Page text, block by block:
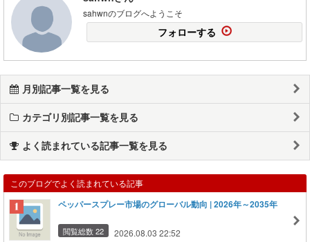
sahwnのブログへようこそ
フォローする
月別記事一覧を見る
カテゴリ別記事一覧を見る
よく読まれている記事一覧を見る
このブログでよく読まれている記事
ペッパースプレー市場のグローバル動向 | 2026年～2035年
閲覧総数 22 2026.08.03 22:52